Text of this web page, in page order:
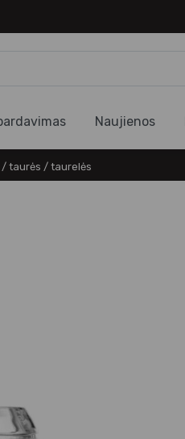
Naujienos
taurės / taurelės